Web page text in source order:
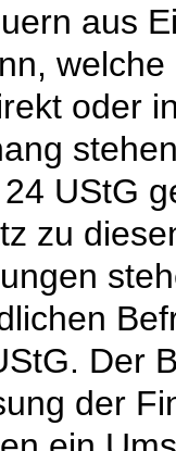
aus
oder
UStG
zu
Der
der